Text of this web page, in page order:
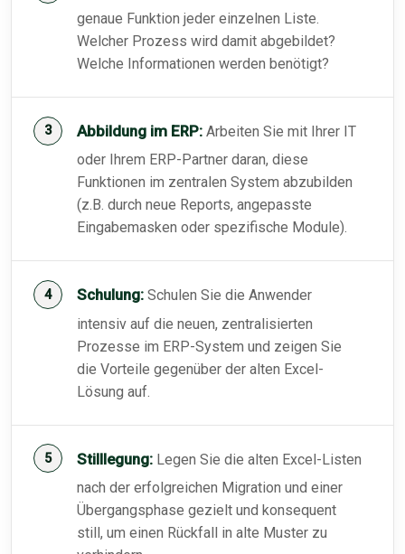
genaue Funktion jeder einzelnen Liste.
Welcher Prozess wird damit abgebildet?
Welche Informationen werden benötigt?
Abbildung im ERP: Arbeiten Sie mit Ihrer IT
oder Ihrem ERP-Partner daran, diese
Funktionen im zentralen System abzubilden
(z.B. durch neue Reports, angepasste
Eingabemasken oder spezifische Module).
Schulung: Schulen Sie die Anwender
intensiv auf die neuen, zentralisierten
Prozesse im ERP-System und zeigen Sie
die Vorteile gegenüber der alten Excel-
Lösung auf.
Stilllegung: Legen Sie die alten Excel-Listen
nach der erfolgreichen Migration und einer
Übergangsphase gezielt und konsequent
still, um einen Rückfall in alte Muster zu